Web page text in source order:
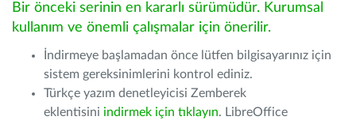
Bir önceki serinin en kararlı sürümüdür. Kurumsal
kullanım ve önemli çalışmalar için önerilir.
İndirmeye başlamadan önce lütfen bilgisayarınız için
sistem gereksinimlerini kontrol ediniz.
Türkçe yazım denetleyicisi Zemberek
eklentisini indirmek için tıklayın. LibreOffice